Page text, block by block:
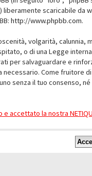
liberamente scaricabile da
http://www.phpbb.com.
volgarità,
o di una Legge
per salvaguardare e
Come fruitore
senza il tuo consenso,
accettato la nostra